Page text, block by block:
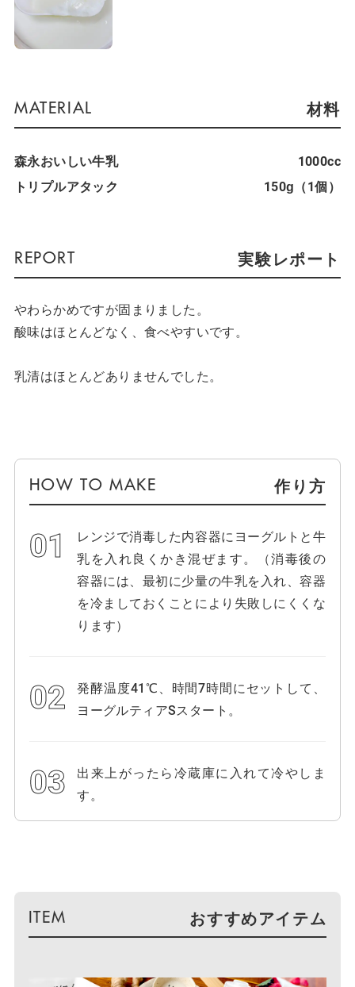
材料
森永おいしい牛乳
1000cc
トリプルアタック
150g（1個）
実験レポート
やわらかめですが固まりました。
酸味はほとんどなく、食べやすいです。
乳清はほとんどありませんでした。
作り方
レンジで消毒した内容器にヨーグルトと牛
乳を入れ良くかき混ぜます。（消毒後の
容器には、最初に少量の牛乳を入れ、容器
を冷ましておくことにより失敗しにくくな
ります）
発酵温度41℃、時間7時間にセットして、
ヨーグルティアSスタート。
出来上がったら冷蔵庫に入れて冷やしま
す。
おすすめアイテム